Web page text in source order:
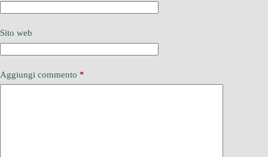
Sito web
Aggiungi commento *